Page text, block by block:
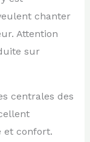
chanter
Attention
sur
centrales des
et confort.